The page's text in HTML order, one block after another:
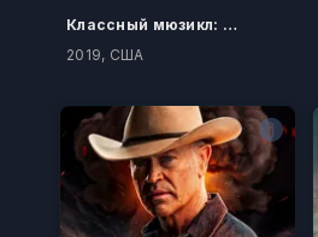
Классный мюзикл: Мюзикл
2019, США